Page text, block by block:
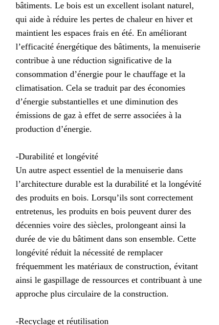
bâtiments. Le bois est un excellent isolant naturel,
qui aide à réduire les pertes de chaleur en hiver et
maintient les espaces frais en été. En améliorant
l’efficacité énergétique des bâtiments, la menuiserie
contribue à une réduction significative de la
consommation d’énergie pour le chauffage et la
climatisation. Cela se traduit par des économies
d’énergie substantielles et une diminution des
émissions de gaz à effet de serre associées à la
production d’énergie.
-Durabilité et longévité
Un autre aspect essentiel de la menuiserie dans
l’architecture durable est la durabilité et la longévité
des produits en bois. Lorsqu’ils sont correctement
entretenus, les produits en bois peuvent durer des
décennies voire des siècles, prolongeant ainsi la
durée de vie du bâtiment dans son ensemble. Cette
longévité réduit la nécessité de remplacer
fréquemment les matériaux de construction, évitant
ainsi le gaspillage de ressources et contribuant à une
approche plus circulaire de la construction.
-Recyclage et réutilisation